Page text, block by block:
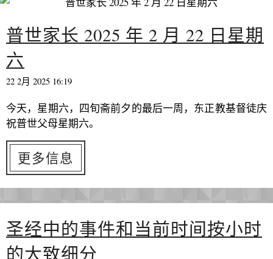
普世家长 2025 年 2 月 22 日星期
六
22 2月 2025 16:19
今天，星期六，四旬斋前夕的最后一周，东正教基督徒庆
祝普世父母星期六。
更多信息
圣经中的事件和当前时间按小时
的大致细分